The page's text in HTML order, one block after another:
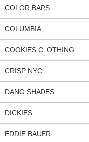
COLOR BARS
COLUMBIA
COOKIES CLOTHING
CRISP NYC
DANG SHADES
DICKIES
EDDIE BAUER